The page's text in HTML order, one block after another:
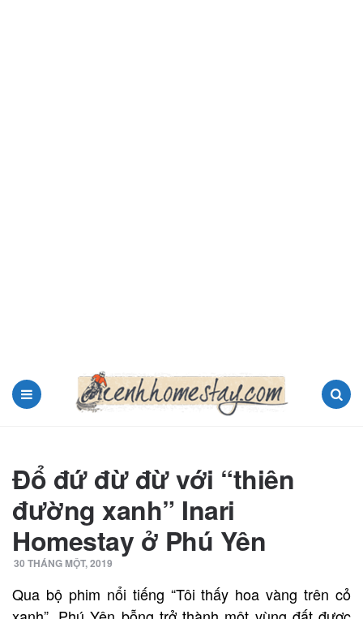
Đổ đứ đừ đừ với “thiên
đường xanh” Inari
Homestay ở Phú Yên
30 THÁNG MỘT, 2019
Qua bộ phim nổi tiếng “Tôi thấy hoa vàng trên cỏ